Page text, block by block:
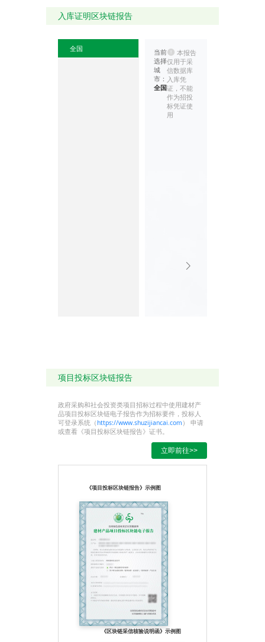
入库证明区块链报告
全国
当前
选择
城
市：
全国
本报告
仅用于采
信数据库
入库凭
证，不能
作为招投
标凭证使
用
项目投标区块链报告
政府采购和社会投资类项目招标过程中使用建材产
品项目投标区块链电子报告作为招标要件，投标人
可登录系统（https://www.shuzijiancai.com ） 申请
或查看《项目投标区块链报告》证书。
立即前往>>
《项目投标区块链报告》示例图
《区块链采信核验说明函》示例图